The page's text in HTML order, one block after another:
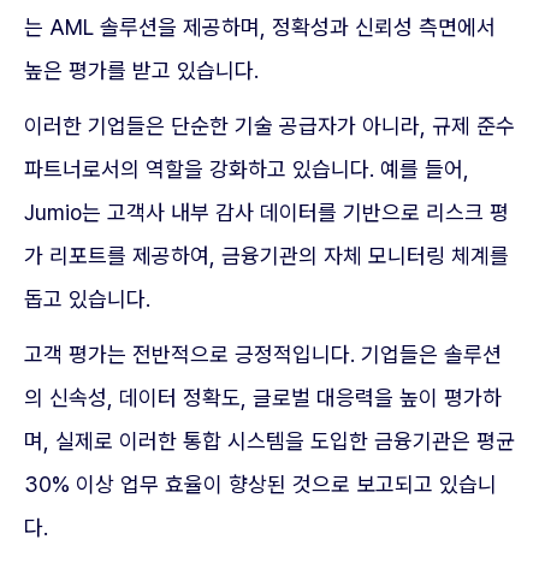
는 AML 솔루션을 제공하며, 정확성과 신뢰성 측면에서
높은 평가를 받고 있습니다.
이러한 기업들은 단순한 기술 공급자가 아니라, 규제 준수
파트너로서의 역할을 강화하고 있습니다. 예를 들어,
Jumio는 고객사 내부 감사 데이터를 기반으로 리스크 평
가 리포트를 제공하여, 금융기관의 자체 모니터링 체계를
돕고 있습니다.
고객 평가는 전반적으로 긍정적입니다. 기업들은 솔루션
의 신속성, 데이터 정확도, 글로벌 대응력을 높이 평가하
며, 실제로 이러한 통합 시스템을 도입한 금융기관은 평균
30% 이상 업무 효율이 향상된 것으로 보고되고 있습니
다.